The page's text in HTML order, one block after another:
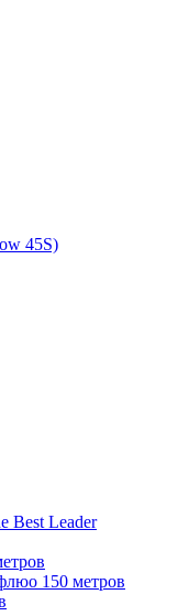
45S)
Best Leader
150 метров